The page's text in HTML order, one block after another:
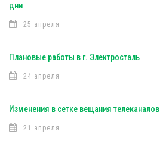
дни
25 апреля
Плановые работы в г. Электросталь
24 апреля
Изменения в сетке вещания телеканалов
21 апреля